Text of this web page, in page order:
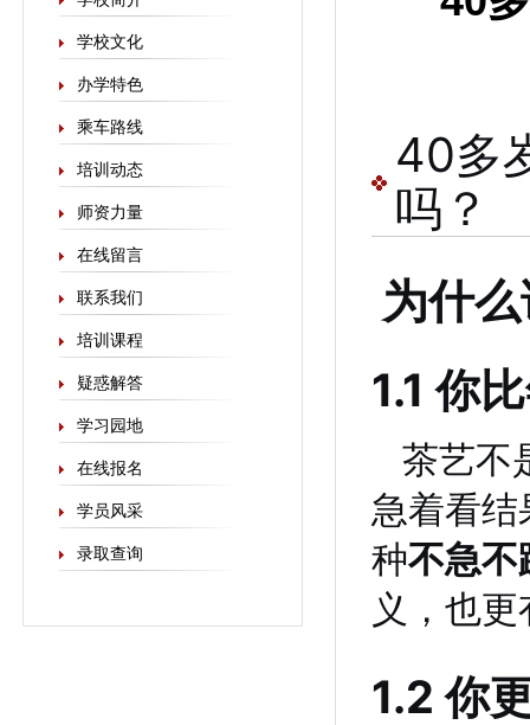
学校文化
办学特色
乘车路线
培训动态
师资力量
在线留言
联系我们
培训课程
疑惑解答
学习园地
在线报名
学员风采
录取查询
40多
吗？
为什
1.1 你
茶艺不
急着看
种不急不
义，也
1.2 你